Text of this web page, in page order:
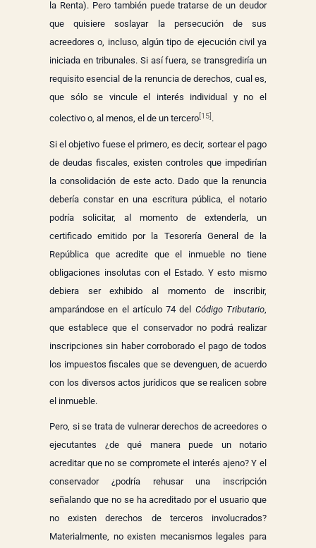
la Renta). Pero también puede tratarse de un deudor
que quisiere soslayar la persecución de sus
acreedores o, incluso, algún tipo de ejecución civil ya
iniciada en tribunales. Si así fuera, se transgrediría un
requisito esencial de la renuncia de derechos, cual es,
que sólo se vincule el interés individual y no el
colectivo o, al menos, el de un tercero[15] .
Si el objetivo fuese el primero, es decir, sortear el pago
de deudas fiscales, existen controles que impedirían
la consolidación de este acto. Dado que la renuncia
debería constar en una escritura pública, el notario
podría solicitar, al momento de extenderla, un
certificado emitido por la Tesorería General de la
República que acredite que el inmueble no tiene
obligaciones insolutas con el Estado. Y esto mismo
debiera ser exhibido al momento de inscribir,
amparándose en el artículo 74 del Código Tributario
que establece que el conservador no podrá realizar
inscripciones sin haber corroborado el pago de todos
los impuestos fiscales que se devenguen, de acuerdo
con los diversos actos jurídicos que se realicen sobre
el inmueble.
Pero, si se trata de vulnerar derechos de acreedores o
ejecutantes ¿de qué manera puede un notario
acreditar que no se compromete el interés ajeno? Y el
conservador ¿podría rehusar una inscripción
señalando que no se ha acreditado por el usuario que
no existen derechos de terceros involucrados?
Materialmente, no existen mecanismos legales para